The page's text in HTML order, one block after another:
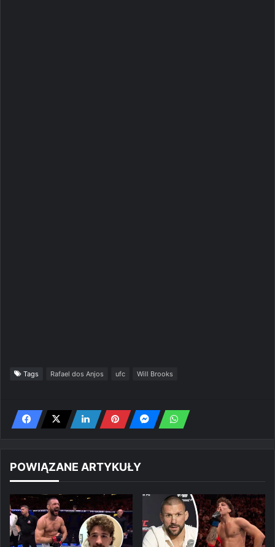
Tags Rafael dos Anjos ufc Will Brooks
POWIĄZANE ARTYKUŁY